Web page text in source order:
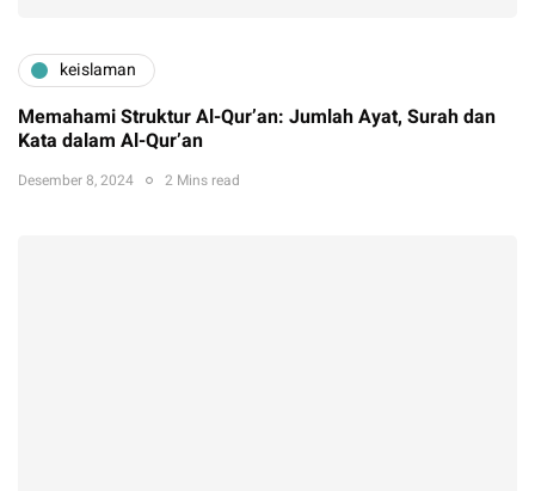
keislaman
Memahami Struktur Al-Qur’an: Jumlah Ayat, Surah dan
Kata dalam Al-Qur’an
Desember 8, 2024 2 Mins read